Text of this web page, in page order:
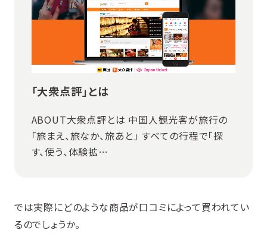
「大衆点評」とは
ABOUT大衆点評とは 中国人観光客が旅行の
「旅まえ、旅なか、旅あと」 すべての行程で「探
す、使う、体験拡…
では実際にどのような商品が口コミによって買われてい
るのでしょうか。